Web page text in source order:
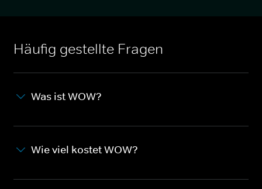
Häufig gestellte Fragen
Was ist WOW?
Wie viel kostet WOW?